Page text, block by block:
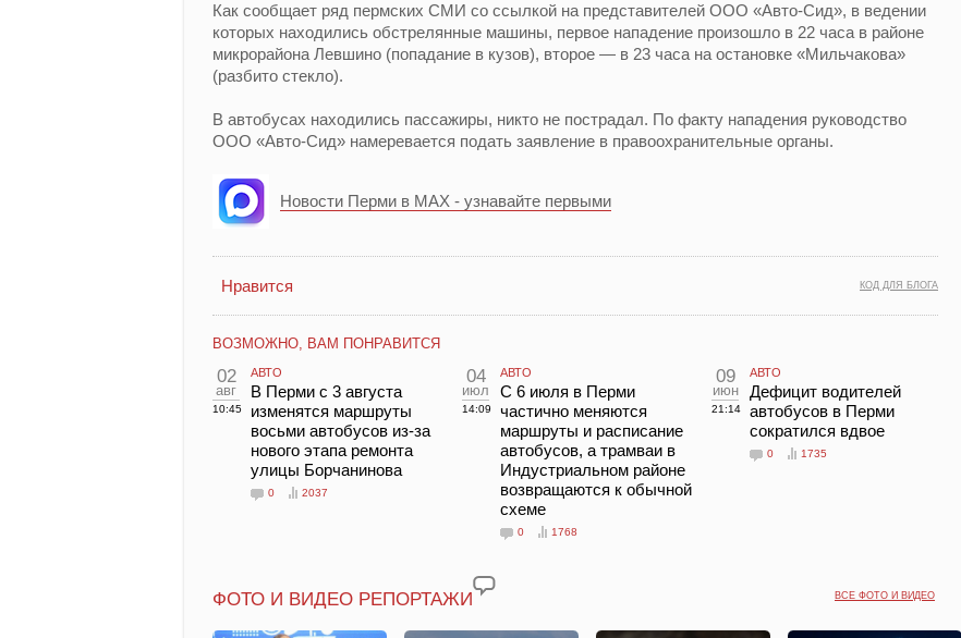
Как сообщает ряд пермских СМИ со ссылкой на представителей ООО «Авто-Сид», в ведении
которых находились обстрелянные машины, первое нападение произошло в 22 часа в районе
микрорайона Левшино (попадание в кузов), второе — в 23 часа на остановке «Мильчакова»
(разбито стекло).
В автобусах находились пассажиры, никто не пострадал. По факту нападения руководство
ООО «Авто-Сид» намеревается подать заявление в правоохранительные органы.
Новости Перми в MAX - узнавайте первыми
КОД ДЛЯ БЛОГА
Нравится
ВОЗМОЖНО, ВАМ ПОНРАВИТСЯ
02
авг
10:45
АВТО
В Перми с 3 августа
изменятся маршруты
восьми автобусов из-за
нового этапа ремонта
улицы Борчанинова
0 2037
04
июл
14:09
АВТО
С 6 июля в Перми
частично меняются
маршруты и расписание
автобусов, а трамваи в
Индустриальном районе
возвращаются к обычной
схеме
0 1768
09
июн
21:14
АВТО
Дефицит водителей
автобусов в Перми
сократился вдвое
0 1735
ВСЕ ФОТО И ВИДЕО
ФОТО И ВИДЕО РЕПОРТАЖИ